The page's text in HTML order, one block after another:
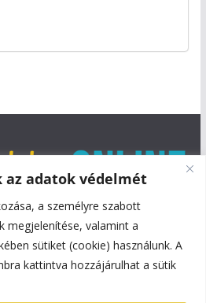
adatok védelmét
a személyre szabott
megjelenítése, valamint a
sütiket (cookie) használunk. A
kattintva hozzájárulhat a sütik